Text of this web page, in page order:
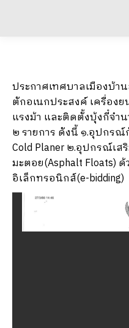
ประกาศเทศบาลเมืองบ้า
ตักอเนกประสงค์ เครื่อง
แรงม้า และติดตั้งบุ้งกี๋จำ
๒ รายการ ดังนี้ ๑.อุปกร
Cold Planer ๒.อุปกรณ์เส
มะตอย(Asphalt Floats) ด้
อิเล็กทรอนิกส์(e-bidding)